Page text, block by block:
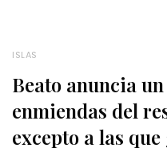
ISLAS
Beato anuncia
enmiendas del
excepto a las